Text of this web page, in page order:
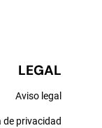
LEGAL
Aviso legal
de privacidad